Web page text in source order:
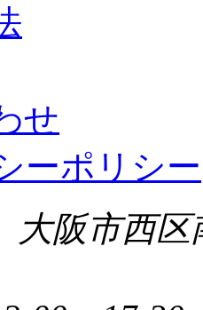
せ
ーポリシー
大阪市西